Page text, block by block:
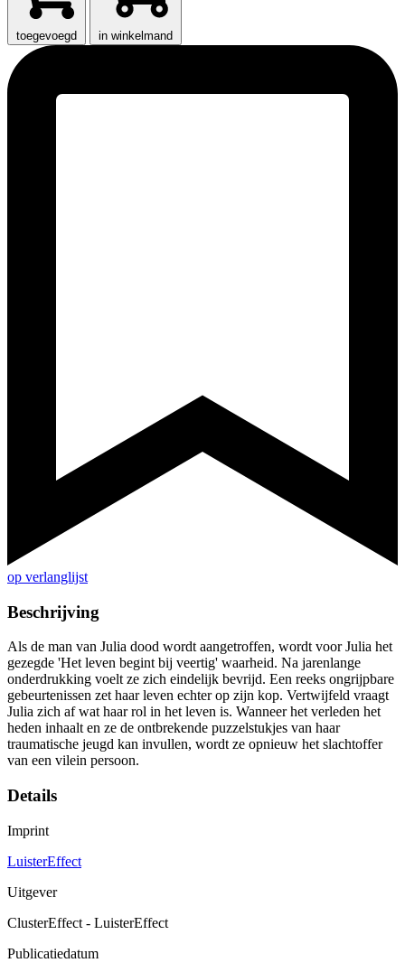
toegevoegd in winkelmand
op verlanglijst
Beschrijving
Als de man van Julia dood wordt aangetroffen, wordt voor Julia het
gezegde 'Het leven begint bij veertig' waarheid. Na jarenlange
onderdrukking voelt ze zich eindelijk bevrijd. Een reeks ongrijpbare
gebeurtenissen zet haar leven echter op zijn kop. Vertwijfeld vraagt
Julia zich af wat haar rol in het leven is. Wanneer het verleden het
heden inhaalt en ze de ontbrekende puzzelstukjes van haar
traumatische jeugd kan invullen, wordt ze opnieuw het slachtoffer
van een vilein persoon.
Details
Imprint
LuisterEffect
Uitgever
ClusterEffect - LuisterEffect
Publicatiedatum